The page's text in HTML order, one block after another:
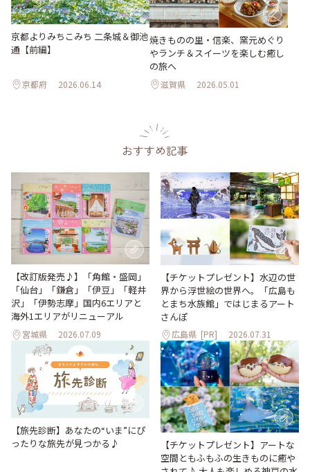
京都よりみちこみち 二条城＆御池
通【前編】
京都府 2026.06.14
焼きものの里・信楽、窯元めぐり
やランチ＆スイーツを楽しむ癒し
の旅へ
滋賀県 2026.05.01
おすすめ記事
【改訂版発売♪】「角館・盛岡」
「仙台」「鎌倉」「伊豆」「軽井
沢」「伊勢志摩」国内6エリアと
海外1エリアがリニューアル
宮城県 2026.07.09
【チケットプレゼント】水辺の世
界から浮世絵の世界へ。「広島も
とまち水族館」ではじまるアート
さんぽ
広島県 [PR] 2026.07.31
【旅先診断】あなたの“いま”にぴ
ったりな旅先が見つかる♪
【チケットプレゼント】アートな
空間ともふもふの生きものに癒や